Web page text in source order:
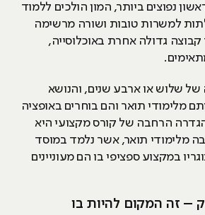
נפוצים ביותר, המון הולכים ללמוד
למשרות טובות ושורה מרשימה
קבוצה גדולה אחרת באוכלוסייה,
שלוש או ארבע שנים, והנושא
מלימודי תואר והם בוחרים באופציה
הרחבה של קורס מקצועי היא
מלימודי תואר, אשר נלמד במוסד
במקצוע ספציפי בו הם מעוניינים
– זה המקום להיות בו